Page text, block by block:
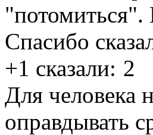
Спасибо
+1 сказали: 2
Для человека
оправдывать